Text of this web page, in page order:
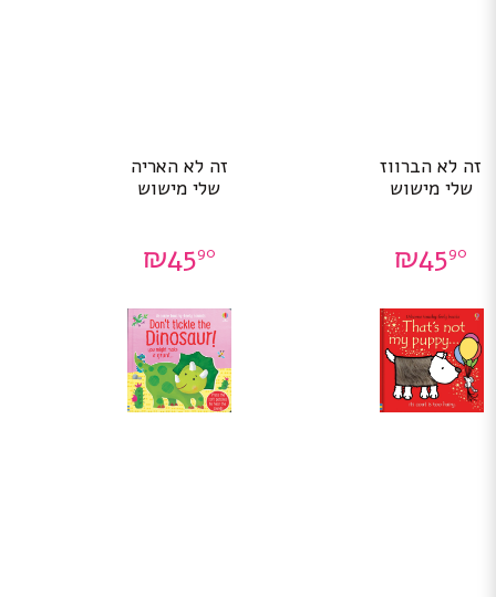
זה לא הברווז
שלי מישוש
₪4590
זה לא האריה
שלי מישוש
₪4590